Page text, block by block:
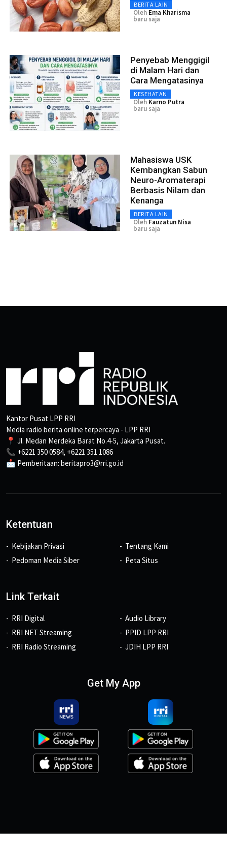
BERITA LAIN
Oleh Ema Kharisma
baru saja
Penyebab Menggigil
di Malam Hari dan
Cara Mengatasinya
KESEHATAN
Oleh Karno Putra
baru saja
Mahasiswa USK
Kembangkan Sabun
Neuro-Aromaterapi
Berbasis Nilam dan
Kenanga
BERITA LAIN
Oleh Fauzatun Nisa
baru saja
Kantor Pusat LPP RRI
Media radio berita online terpercaya - LPP RRI
📍 Jl. Medan Merdeka Barat No.4-5, Jakarta Pusat.
📞 +6221 350 0584, +6221 351 1086
📩 Pemberitaan: beritapro3@rri.go.id
Ketentuan
Kebijakan Privasi
Pedoman Media Siber
Tentang Kami
Peta Situs
Link Terkait
RRI Digital
RRI NET Streaming
RRI Radio Streaming
Audio Library
PPID LPP RRI
JDIH LPP RRI
Get My App